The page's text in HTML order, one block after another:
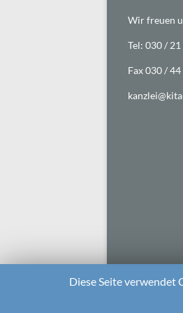
Wir freuen
Tel: 030 /
Fax 030 /
Diese Seite verwendet